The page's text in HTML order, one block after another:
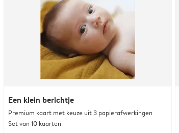
Een klein berichtje
Premium kaart met keuze uit 3 papierafwerkingen
Set van 10 kaarten